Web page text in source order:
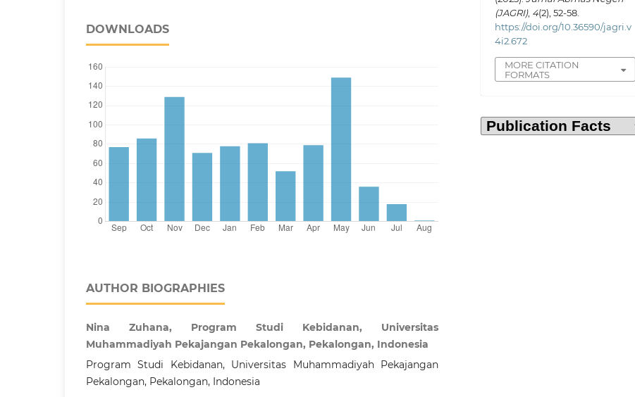
DOWNLOADS
AUTHOR BIOGRAPHIES
Nina Zuhana, Program Studi Kebidanan, Universitas
Muhammadiyah Pekajangan Pekalongan, Pekalongan, Indonesia
Program Studi Kebidanan, Universitas Muhammadiyah Pekajangan
Pekalongan, Pekalongan, Indonesia
(JAGRI), 4(2), 52-58.
https://doi.org/10.36590/jagri.v
4i2.672
MORE CITATION
FORMATS